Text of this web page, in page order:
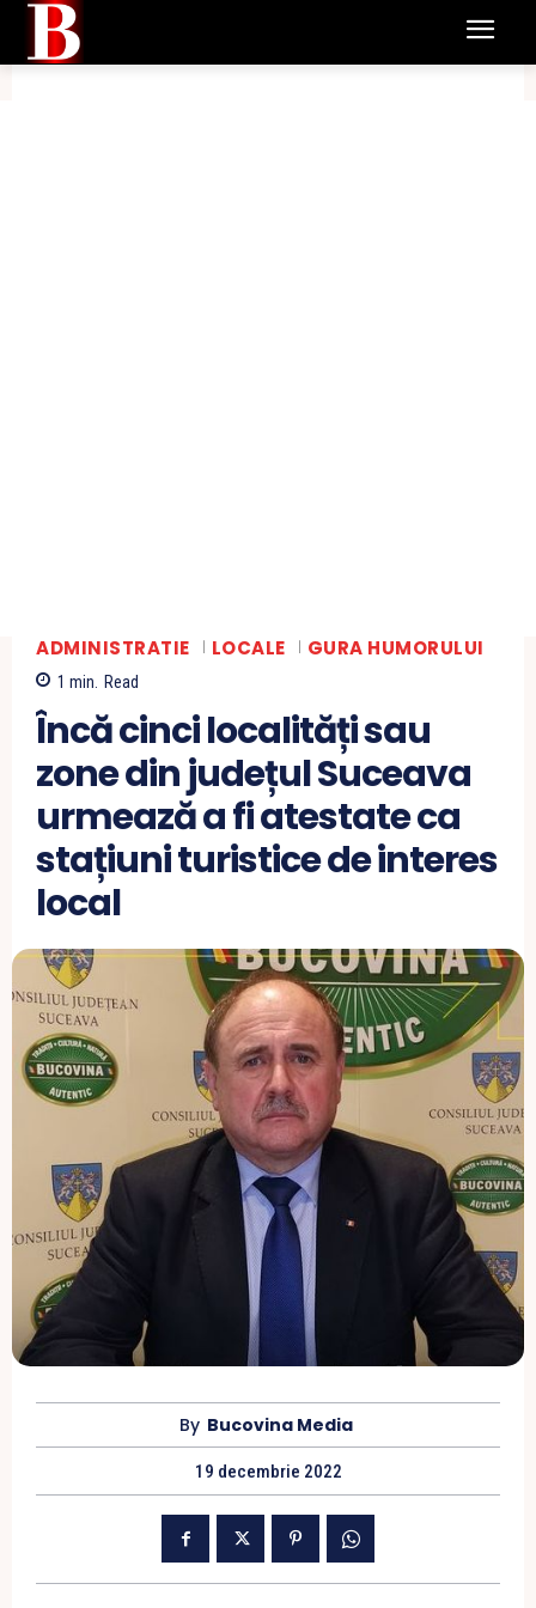
ADMINISTRATIE LOCALE GURA HUMORULUI
1 min. Read
Încă cinci localități sau
zone din județul Suceava
urmează a fi atestate ca
stațiuni turistice de interes
local
By Bucovina Media
19 decembrie 2022